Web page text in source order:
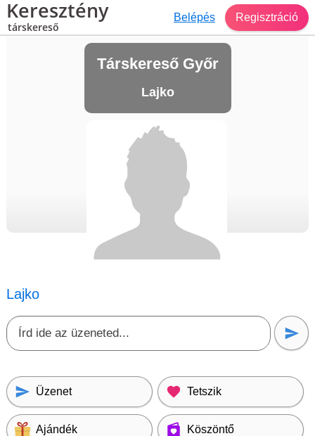
Keresztény
társkereső
Belépés Regisztráció
Társkereső Győr
Lajko
Lajko
Üzenet Tetszik
Ajándék Köszöntő